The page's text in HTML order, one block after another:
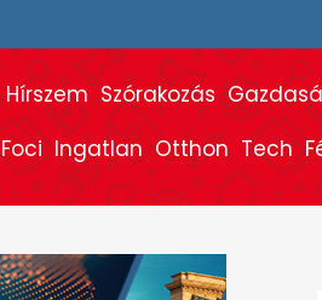
Hírszem Szórakozás
Foci Ingatlan Otthon Tech